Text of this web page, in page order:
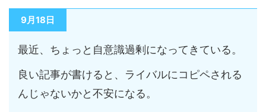
9月18日
最近、ちょっと自意識過剰になってきている。
良い記事が書けると、ライバルにコピペされる
んじゃないかと不安になる。